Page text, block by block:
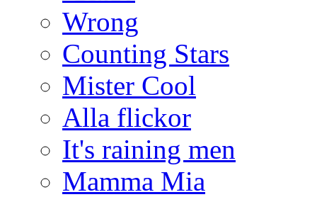
Wrong
Counting Stars
Mister Cool
Alla flickor
It's raining men
Mamma Mia